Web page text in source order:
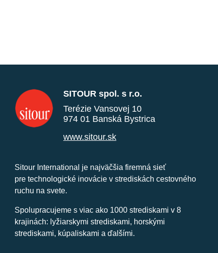
SITOUR spol. s r.o.
Terézie Vansovej 10
974 01 Banská Bystrica
www.sitour.sk
Sitour International je najväčšia firemná sieť
pre technologické inovácie v strediskách cestovného
ruchu na svete.
Spolupracujeme s viac ako 1000 strediskami v 8
krajinách: lyžiarskymi strediskami, horskými
strediskami, kúpaliskami a ďalšími.